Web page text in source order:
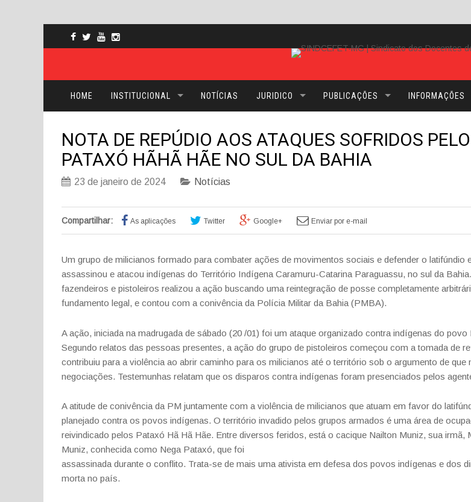
HOME INSTITUCIONAL NOTÍCIAS JURIDICO PUBLICAÇÕES INFORMAÇÕES
NOTA DE REPÚDIO AOS ATAQUES SOFRIDOS
PATAXÓ HÃHÃ HÃE NO SUL DA BAHIA
23 de janeiro de 2024 Notícias
Compartilhar: As aplicações Twitter Google+ Enviar por e-mail
Um grupo de milicianos formado para combater ações de movimentos sociais e defender o latifúndio
assassinou e atacou indígenas do Território Indígena Caramuru-Catarina Paraguassu, no sul da
fazendeiros e pistoleiros realizou a ação buscando uma reintegração de posse completamente
fundamento legal, e contou com a conivência da Polícia Militar da Bahia (PMBA).
A ação, iniciada na madrugada de sábado (20 /01) foi um ataque organizado contra indígenas do
Segundo relatos das pessoas presentes, a ação do grupo de pistoleiros começou com a tomada de
contribuiu para a violência ao abrir caminho para os milicianos até o território sob o argumento de que
negociações. Testemunhas relatam que os disparos contra indígenas foram presenciados pelos
A atitude de conivência da PM juntamente com a violência de milicianos que atuam em favor do
planejado contra os povos indígenas. O território invadido pelos grupos armados é uma área de
reivindicado pelos Pataxó Hã Hã Hãe. Entre diversos feridos, está o cacique Nailton Muniz, sua irmã,
Muniz, conhecida como Nega Pataxó, que foi
assassinada durante o conflito. Trata-se de mais uma ativista em defesa dos povos indígenas e dos
morta no país.